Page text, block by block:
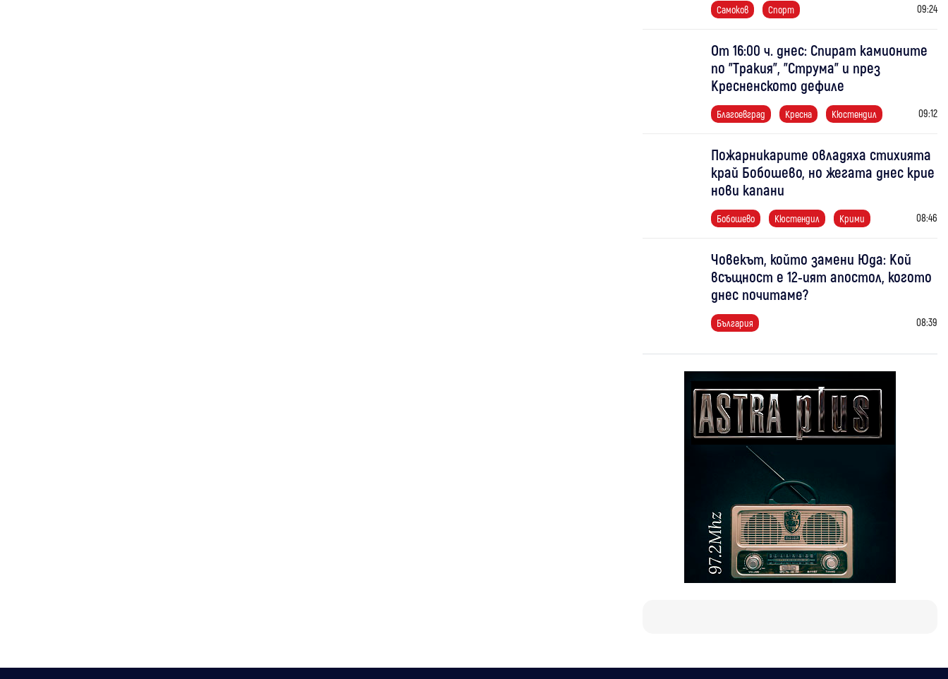
Самоков Спорт 09:24
От 16:00 ч. днес: Спират камионите
по "Тракия", "Струма" и през
Кресненското дефиле
Благоевград Кресна Кюстендил 09:12
Пожарникарите овладяха стихията
край Бобошево, но жегата днес крие
нови капани
Бобошево Кюстендил Крими 08:46
Човекът, който замени Юда: Кой
всъщност е 12-ият апостол, когото
днес почитаме?
България 08:39